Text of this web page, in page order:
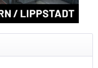
Aerosoft Airport Köln/